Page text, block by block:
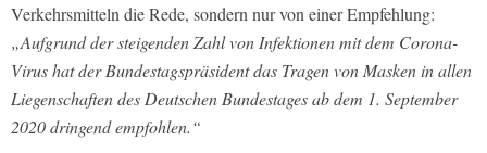
Verkehrsmitteln die Rede, sondern nur von einer Empfehlung:
„Aufgrund der steigenden Zahl von Infektionen mit dem Corona-
Virus hat der Bundestagspräsident das Tragen von Masken in allen
Liegenschaften des Deutschen Bundestages ab dem 1. September
2020 dringend empfohlen.“